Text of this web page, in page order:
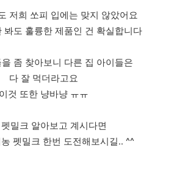
저희 쏘피 입에는 맞지 않았어요
봐도 훌륭한 제품인 건 확실합니다
좀 찾아보니 다른 집 아이들은
다 잘 먹더라고요
이것 또한 냥바냥 ㅠㅠ
밀크 알아보고 계시다면
펫밀크 한번 도전해보시길.. ^^